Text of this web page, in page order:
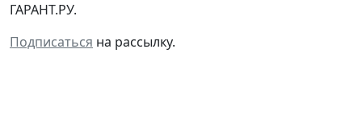
ГАРАНТ.РУ.
Подписаться на рассылку.